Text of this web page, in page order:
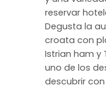
reservar
Degusta la
croata con
Istrian ham y
uno de los
descubrir con